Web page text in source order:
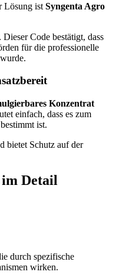
Lösung ist Syngenta Agro
. Dieser Code bestätigt, dass
für die professionelle
Konzentrat
einfach, dass es zum
ist.
bietet Schutz auf der
Detail
durch spezifische
wirken.